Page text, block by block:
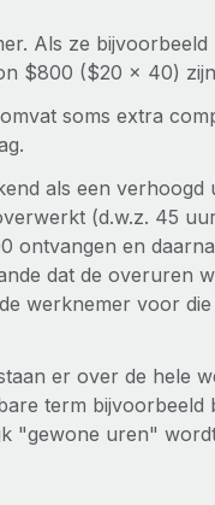
Als ze
$800 ($20 x 40)
soms extra
als een verhoogd
(d.w.z. 45
ontvangen en
dat de overuren
werknemer voor
er over de hele
term bijvoorbeeld
"gewone uren"